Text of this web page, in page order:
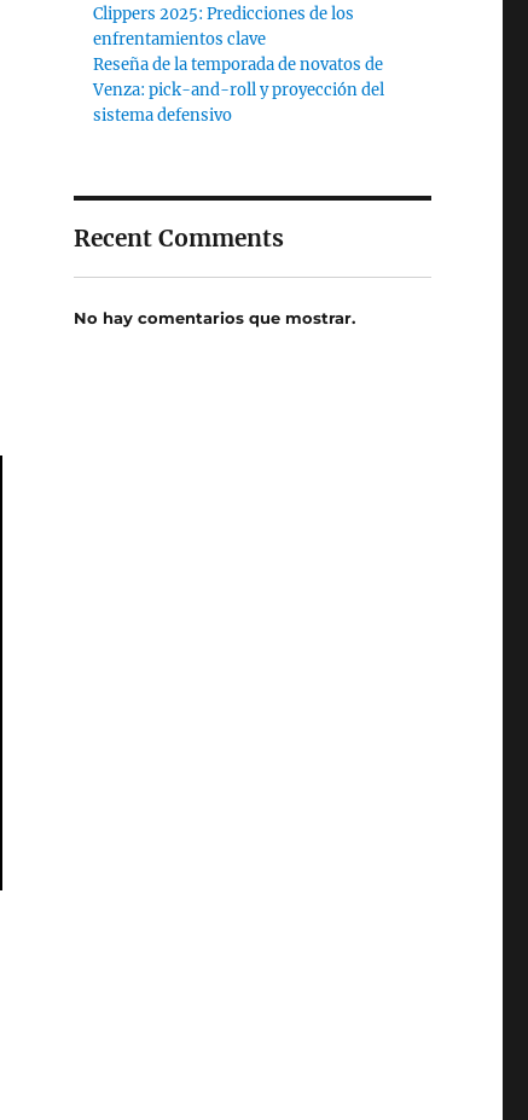
Clippers 2025: Predicciones de los
enfrentamientos clave
Reseña de la temporada de novatos de
Venza: pick-and-roll y proyección del
sistema defensivo
Recent Comments
No hay comentarios que mostrar.